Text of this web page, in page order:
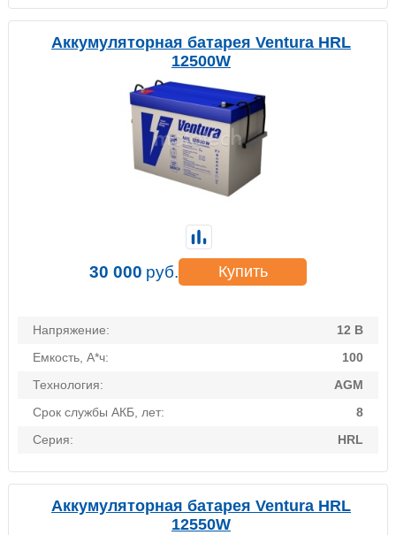
Аккумуляторная батарея Ventura HRL
12500W
Напряжение:
12 В
Емкость, А*ч:
100
Технология:
AGM
Срок службы АКБ, лет:
8
Серия:
HRL
30 000 руб. Купить
Аккумуляторная батарея Ventura HRL
12550W